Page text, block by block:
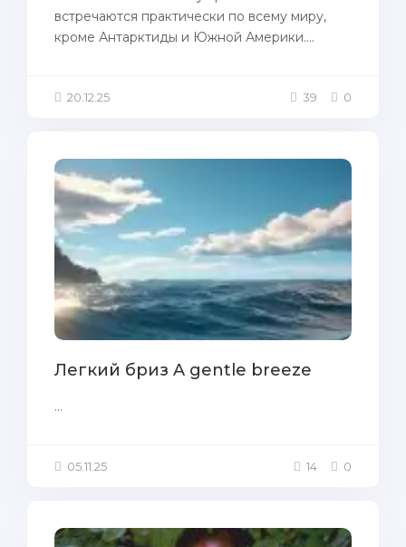
встречаются практически по всему миру,
кроме Антарктиды и Южной Америки....
20.12.25 39 0
Легкий бриз A gentle breeze
...
05.11.25 14 0